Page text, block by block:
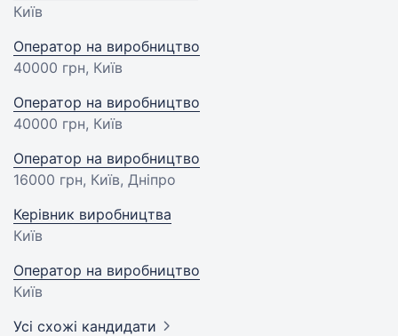
Київ
Оператор на виробництво
40000 грн, Київ
Оператор на виробництво
40000 грн, Київ
Оператор на виробництво
16000 грн, Київ, Дніпро
Керівник виробництва
Київ
Оператор на виробництво
Київ
Усі схожі кандидати